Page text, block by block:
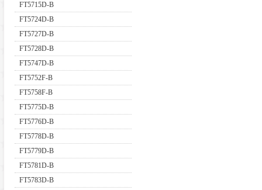
FT5715D-B
FT5724D-B
FT5727D-B
FT5728D-B
FT5747D-B
FT5752F-B
FT5758F-B
FT5775D-B
FT5776D-B
FT5778D-B
FT5779D-B
FT5781D-B
FT5783D-B